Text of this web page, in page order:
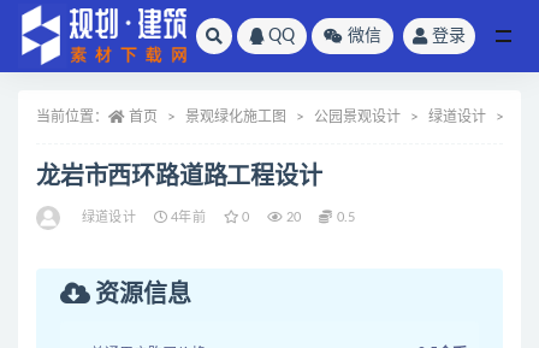
QQ 微信 登录
当前位置： 首页 景观绿化施工图 公园景观设计 绿道设计
龙岩市西环路道路工程设计
绿道设计 4年前 0 20 0.5
资源信息
全部